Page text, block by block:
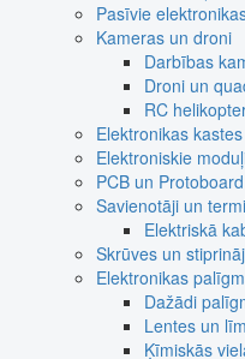
Pasīvie
Kameras un droni
Darbības
Droni un
RC
Elektronikas
Elektroniskie
PCB un Protoboard
Savienotāji un
Elektriskā
Skrūves un
Elektronikas
Dažādi
Lentes un
Ķīmiskās